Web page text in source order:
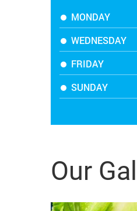
MONDAY
WEDNESDAY
FRIDAY
SUNDAY
Our